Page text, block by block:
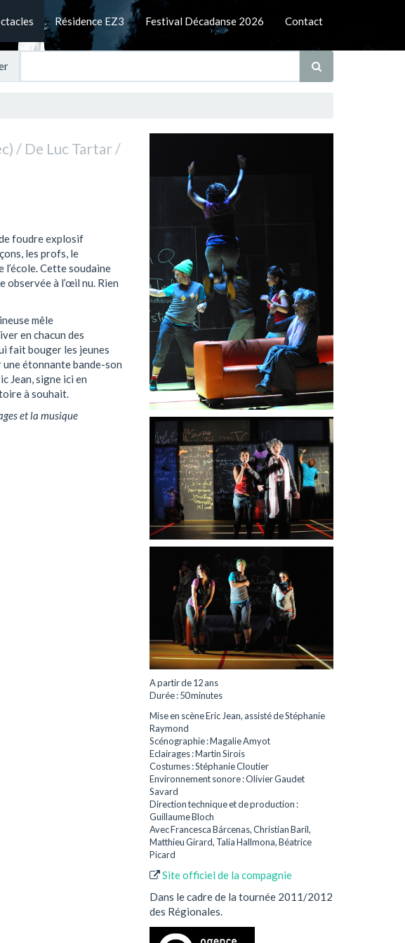
Résidence EZ3 Festival Décadanse 2026 Contact
/ De Luc Tartar /
foudre explosif
les profs, le
Cette soudaine
observée à l’œil nu. Rien
mêle
en chacun des
fait bouger les jeunes
étonnante bande-son
Jean, signe ici en
à souhait.
et la musique
A partir de 12 ans
Durée : 50 minutes
Mise en scène Eric Jean, assisté de Stéphanie
Raymond
Scénographie : Magalie Amyot
Eclairages : Martin Sirois
Costumes : Stéphanie Cloutier
Environnement sonore : Olivier Gaudet
Savard
Direction technique et de production :
Guillaume Bloch
Avec Francesca Bárcenas, Christian Baril,
Matthieu Girard, Talia Hallmona, Béatrice
Picard
Site officiel de la compagnie
Dans le cadre de la tournée 2011/2012
des Régionales.